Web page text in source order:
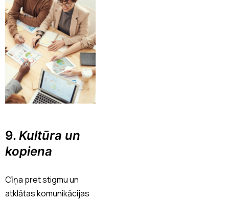
9. Kultūra un
kopiena
Cīņa pret stigmu un
atklātas komunikācijas